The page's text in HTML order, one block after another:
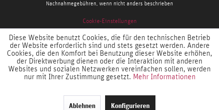
Nachnahmegebühren, wenn nicht anders beschrieben
Cookie-Einstellungen
Diese Website benutzt Cookies, die für den technischen Betrieb
der Website erforderlich sind und stets gesetzt werden. Andere
Cookies, die den Komfort bei Benutzung dieser Website erhöhen,
der Direktwerbung dienen oder die Interaktion mit anderen
Websites und sozialen Netzwerken vereinfachen sollen, werden
nur mit Ihrer Zustimmung gesetzt. Mehr Informationen
Ablehnen Konfigurieren